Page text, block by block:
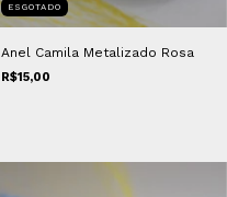
ESGOTADO
Anel Camila Metalizado Rosa
R$15,00